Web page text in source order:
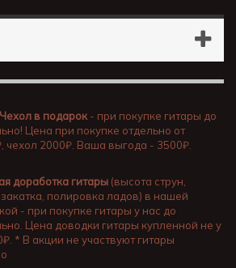
в подарок - при покупке гитары до
Цена при покупке отдельно от
чехол 2000₽. Ваша выгода - 3500₽.
доработка гитары (высота струн,
полировка ладов) в нашей
- при покупке гитары у нас до
Цена доводки гитары купленной не у
* В акции не участвуют гитары